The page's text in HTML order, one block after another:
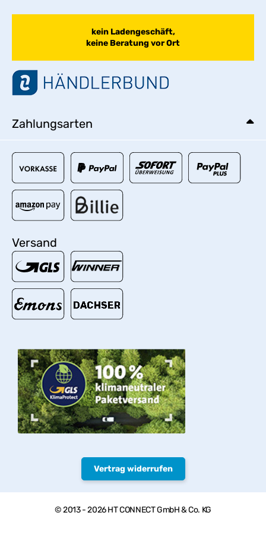
kein Ladengeschäft,
keine Beratung vor Ort
Zahlungsarten
Versand
Vertrag widerrufen
© 2013 - 2026 HT CONNECT GmbH & Co. KG